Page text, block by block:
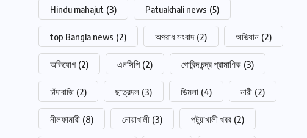
Hindu mahajut (3) Patuakhali news (5)
top Bangla news (2) অপরাধ সংবাদ (2) অভিযান (2)
অভিযোগ (2) এনসিপি (2) গোবিন্দ চন্দ্র প্রামাণিক (3)
চাঁদাবাজি (2) ছাত্রদল (3) ডিমলা (4) নারী (2)
নীলফামারী (8) নোয়াখালী (3) পটুয়াখালী খবর (2)